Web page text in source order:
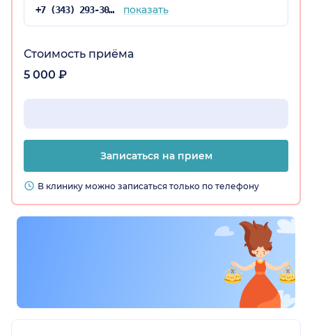
+7 (343) 293-30-54 показать
Стоимость приёма
5 000 ₽
Записаться на прием
В клинику можно записаться только по телефону